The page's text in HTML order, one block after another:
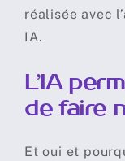
réalisée avec
IA.
L’IA
de faire
Et oui et